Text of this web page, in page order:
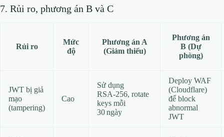
7. Rủi ro, phương án B và C
Rủi ro
Mức
độ
Phương án A
(Giảm thiểu)
Phương án
B (Dự
phòng)
JWT bị giả
mạo
(tampering)
Cao
Sử dụng
RSA‑256, rotate
keys mỗi
30 ngày
Deploy WAF
(Cloudflare)
để block
abnormal
JWT